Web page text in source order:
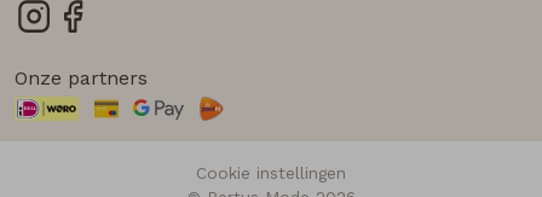
Onze partners
Cookie instellingen